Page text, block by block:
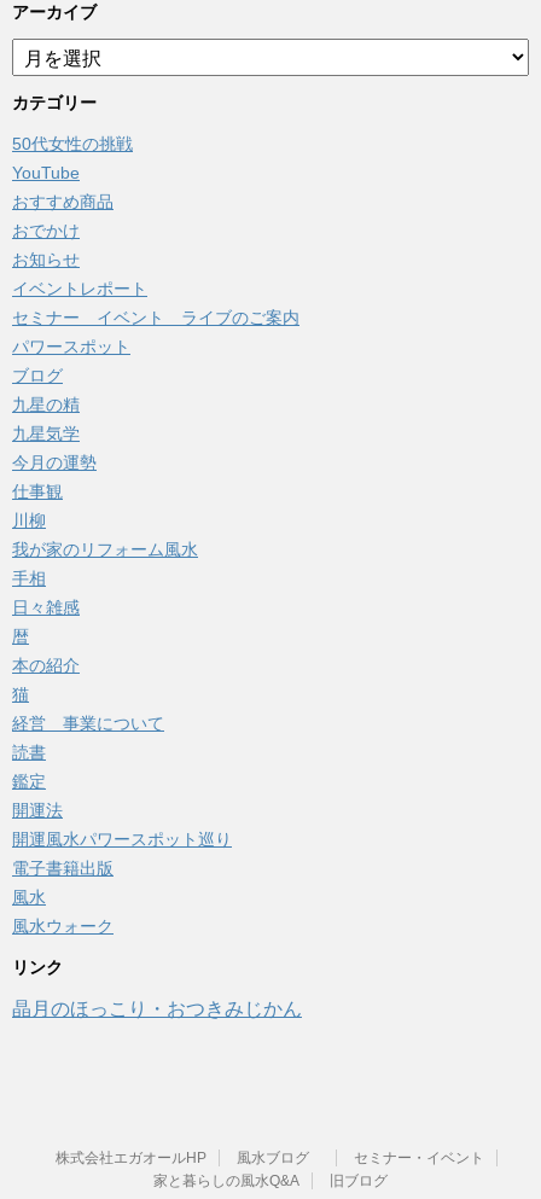
アーカイブ
ア
ー
カ
ブ
カテゴリー
50代女性の挑戦
YouTube
おすすめ商品
おでかけ
お知らせ
イベントレポート
セミナー イベント ライブのご案内
パワースポット
ブログ
九星の精
九星気学
今月の運勢
仕事観
川柳
我が家のリフォーム風水
手相
日々雑感
暦
本の紹介
猫
経営 事業について
読書
鑑定
開運法
開運風水パワースポット巡り
電子書籍出版
風水
風水ウォーク
リンク
晶月のほっこり・おつきみじかん
株式会社エガオールHP 風水ブログ
セミナー・イベント
家と暮らしの風水Q&A
旧ブログ